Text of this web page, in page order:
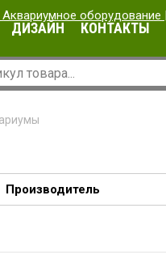
ДИЗАЙН КОНТАКТЫ
Производитель